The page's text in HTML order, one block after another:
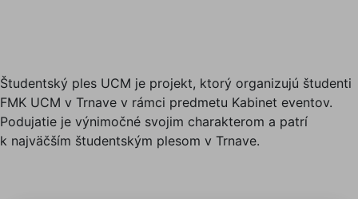
Študentský ples UCM je projekt, ktorý organizujú študenti
FMK UCM v Trnave v rámci predmetu Kabinet eventov.
Podujatie je výnimočné svojim charakterom a patrí
k najväčším študentským plesom v Trnave.